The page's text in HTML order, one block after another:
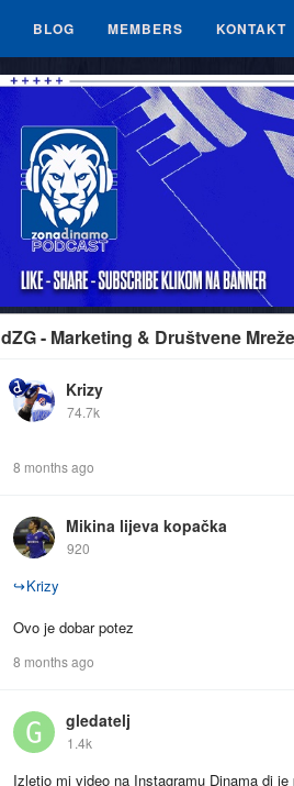
BLOG MEMBERS KONTAKT
dZG - Marketing & Društvene Mreže
Krizy
74.7k
8 months ago
Mikina lijeva kopačka
920
↪Krizy
Ovo je dobar potez
8 months ago
gledatelj
1.4k
Izletio mi video na Instagramu Dinama di